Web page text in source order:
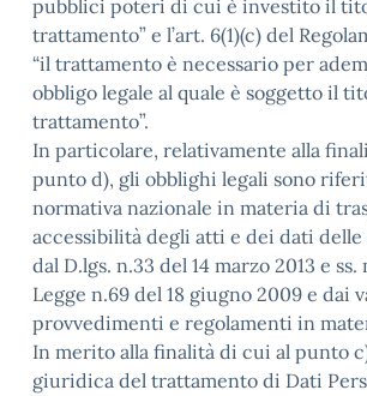
pubblici poteri di cui è investito il
trattamento” e l’art. 6(1)(c) del
“il trattamento è necessario per
obbligo legale al quale è soggetto il
trattamento”.
In particolare, relativamente alla
punto d), gli obblighi legali sono
normativa nazionale in materia di
accessibilità degli atti e dei dati
dal D.lgs. n.33 del 14 marzo 2013 e
Legge n.69 del 18 giugno 2009 e dai
provvedimenti e regolamenti in
In merito alla finalità di cui al punto
giuridica del trattamento di Dati